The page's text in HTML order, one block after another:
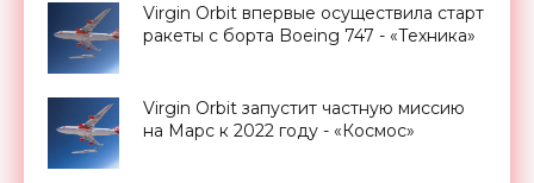
Virgin Orbit впервые осуществила старт
ракеты с борта Boeing 747 - «Техника»
Virgin Orbit запустит частную миссию
на Марс к 2022 году - «Космос»